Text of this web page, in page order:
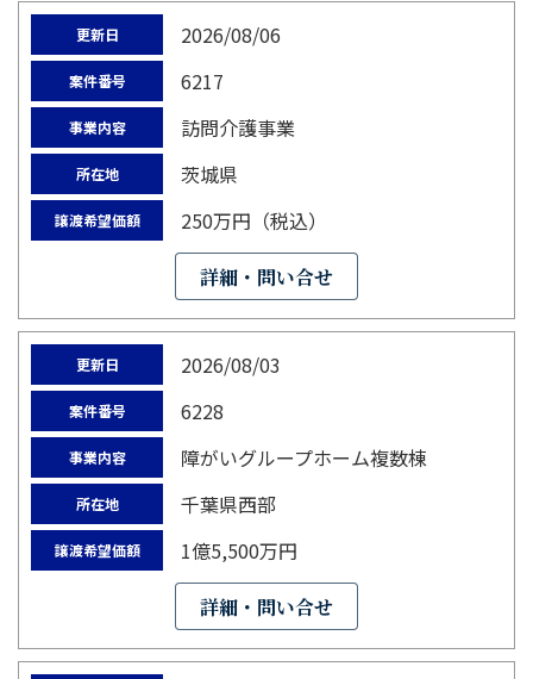
更新日 2026/08/06
案件番号 6217
事業内容 訪問介護事業
所在地 茨城県
譲渡希望価額 250万円（税込）
詳細・問い合せ
更新日 2026/08/03
案件番号 6228
事業内容 障がいグループホーム複数棟
所在地 千葉県西部
譲渡希望価額 1億5,500万円
詳細・問い合せ